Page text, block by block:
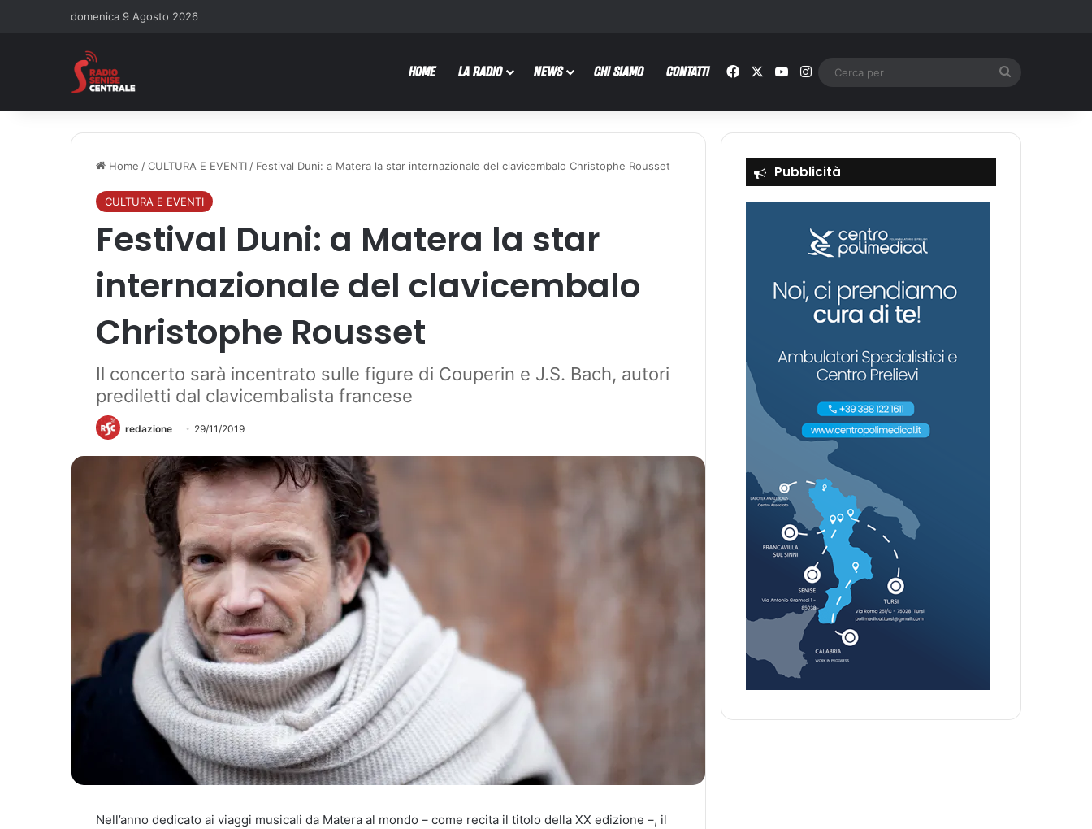
domenica 9 Agosto 2026
HOME LA RADIO NEWS CHI SIAMO CONTATTI Facebook You TubeInstagram
Home /CULTURA E EVENTI / Festival Duni: a Matera la star internazionale del clavicembalo Christophe Rousset
CULTURA E EVENTI
Festival Duni: a Matera la star
internazionale del clavicembalo
Christophe Rousset
Il concerto sarà incentrato sulle figure di Couperin e J.S. Bach, autori
prediletti dal clavicembalista francese
redazione 29/11/2019
Nell’anno dedicato ai viaggi musicali da Matera al mondo – come recita il titolo della XX edizione –, il
Pubblicità